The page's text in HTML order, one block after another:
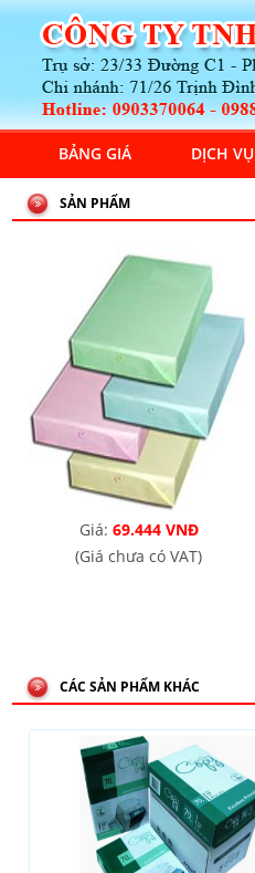
BẢNG GIÁ DỊCH VỤ
SẢN PHẨM
Giá: 69.444 VNĐ
(Giá chưa có VAT)
CÁC SẢN PHẨM KHÁC